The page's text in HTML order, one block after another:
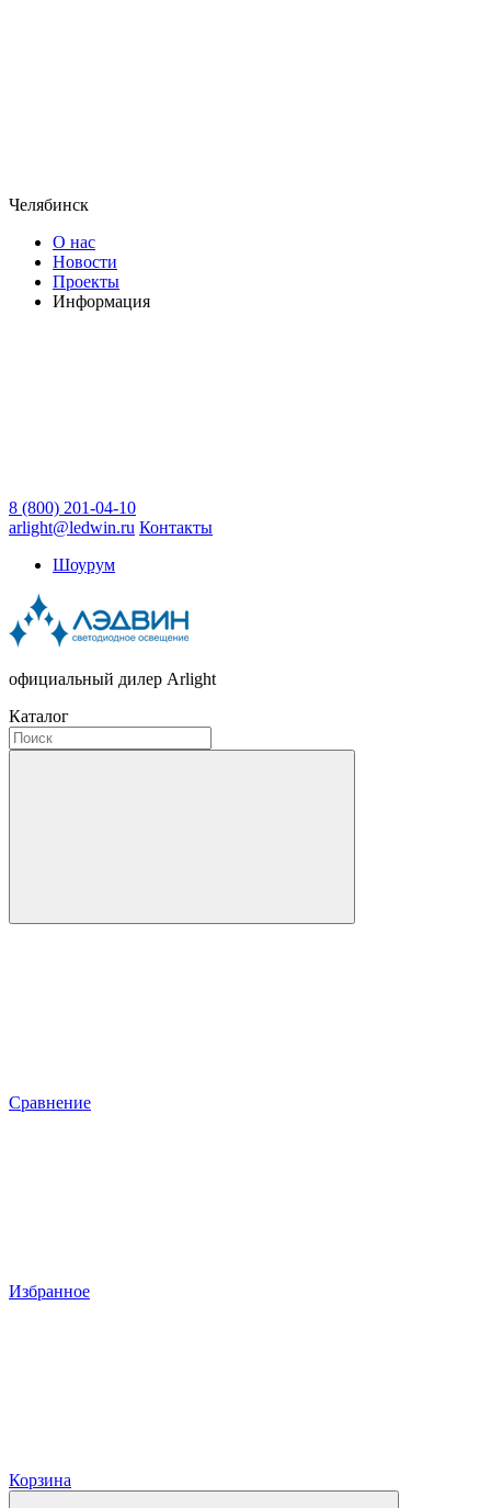
Челябинск
О нас
Новости
Проекты
Информация
8 (800) 201-04-10
arlight@ledwin.ru Контакты
Шоурум
официальный дилер Arlight
Каталог
Сравнение
Избранное
Корзина